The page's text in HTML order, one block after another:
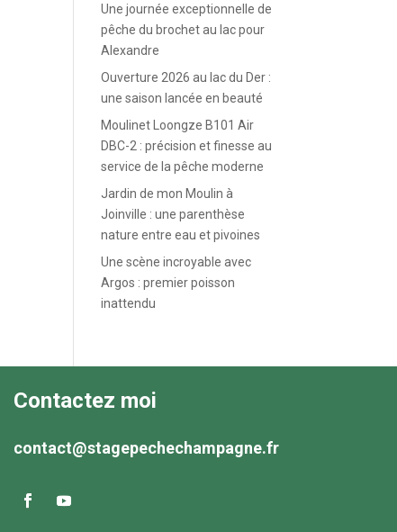
Une journée exceptionnelle de
pêche du brochet au lac pour
Alexandre
Ouverture 2026 au lac du Der :
une saison lancée en beauté
Moulinet Loongze B101 Air
DBC-2 : précision et finesse au
service de la pêche moderne
Jardin de mon Moulin à
Joinville : une parenthèse
nature entre eau et pivoines
Une scène incroyable avec
Argos : premier poisson
inattendu
Contactez moi
contact@stagepechechampagne.fr